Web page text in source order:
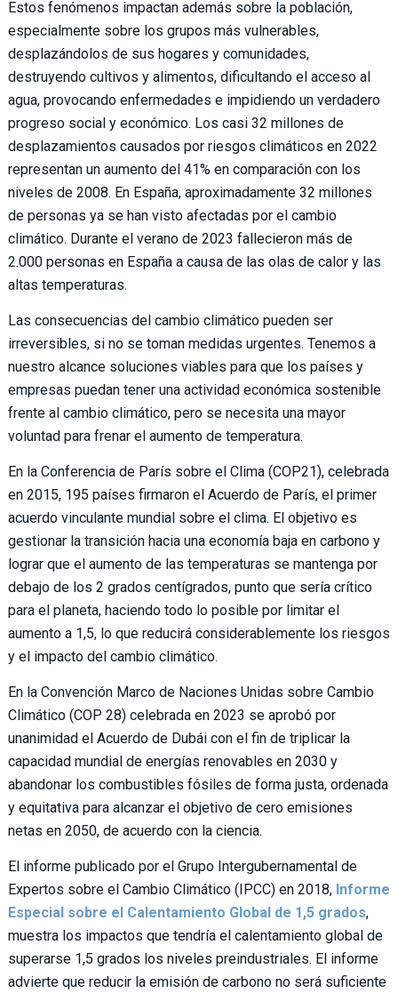
Estos fenómenos impactan además sobre la población,
especialmente sobre los grupos más vulnerables,
desplazándolos de sus hogares y comunidades,
destruyendo cultivos y alimentos, dificultando el acceso al
agua, provocando enfermedades e impidiendo un verdadero
progreso social y económico. Los casi 32 millones de
desplazamientos causados por riesgos climáticos en 2022
representan un aumento del 41% en comparación con los
niveles de 2008. En España, aproximadamente 32 millones
de personas ya se han visto afectadas por el cambio
climático. Durante el verano de 2023 fallecieron más de
2.000 personas en España a causa de las olas de calor y las
altas temperaturas.
Las consecuencias del cambio climático pueden ser
irreversibles, si no se toman medidas urgentes. Tenemos a
nuestro alcance soluciones viables para que los países y
empresas puedan tener una actividad económica sostenible
frente al cambio climático, pero se necesita una mayor
voluntad para frenar el aumento de temperatura.
En la Conferencia de París sobre el Clima (COP21), celebrada
en 2015, 195 países firmaron el Acuerdo de París, el primer
acuerdo vinculante mundial sobre el clima. El objetivo es
gestionar la transición hacia una economía baja en carbono y
lograr que el aumento de las temperaturas se mantenga por
debajo de los 2 grados centígrados, punto que sería crítico
para el planeta, haciendo todo lo posible por limitar el
aumento a 1,5, lo que reducirá considerablemente los riesgos
y el impacto del cambio climático.
En la Convención Marco de Naciones Unidas sobre Cambio
Climático (COP 28) celebrada en 2023 se aprobó por
unanimidad el Acuerdo de Dubái con el fin de triplicar la
capacidad mundial de energías renovables en 2030 y
abandonar los combustibles fósiles de forma justa, ordenada
y equitativa para alcanzar el objetivo de cero emisiones
netas en 2050, de acuerdo con la ciencia.
El informe publicado por el Grupo Intergubernamental de
Expertos sobre el Cambio Climático (IPCC) en 2018, Informe
Especial sobre el Calentamiento Global de 1,5 grados,
muestra los impactos que tendría el calentamiento global de
superarse 1,5 grados los niveles preindustriales. El informe
advierte que reducir la emisión de carbono no será suficiente